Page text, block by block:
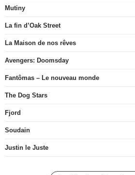
Mutiny
La fin d’Oak Street
La Maison de nos rêves
Avengers: Doomsday
Fantômas – Le nouveau monde
The Dog Stars
Fjord
Soudain
Justin le Juste